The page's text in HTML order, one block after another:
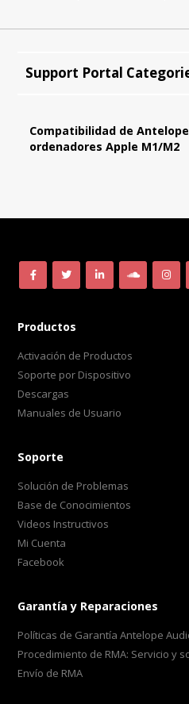
Support Portal
Compatibilidad de
ordenadores Apple M1/M2
Productos
Activación de Productos
Soporte por Dispositivo
Descargas
Manuales de Usuario
Soporte
Solución de Problemas
Base de Conocimientos
Videos Instructivos
Mi Cuenta
Facebook
Garantía y Reparaciones
Políticas de Garantía Antelope
Procedimiento de RMA: Servicio y
Envío de RMA